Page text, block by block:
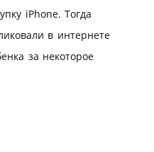
iPhone. Тогда
в интернете
за некоторое